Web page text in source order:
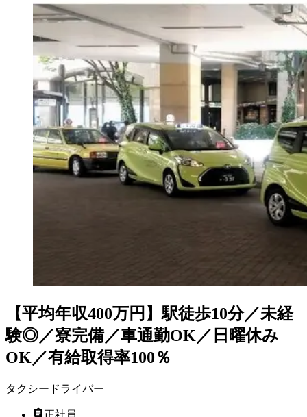
【平均年収400万円】駅徒歩10分／未経
験◎／寮完備／車通勤OK／日曜休み
OK／有給取得率100％
タクシードライバー
正社員